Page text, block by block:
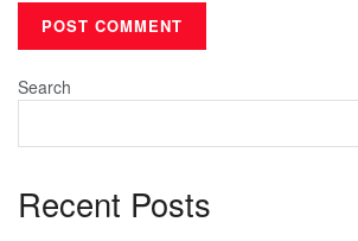
Search
Recent Posts